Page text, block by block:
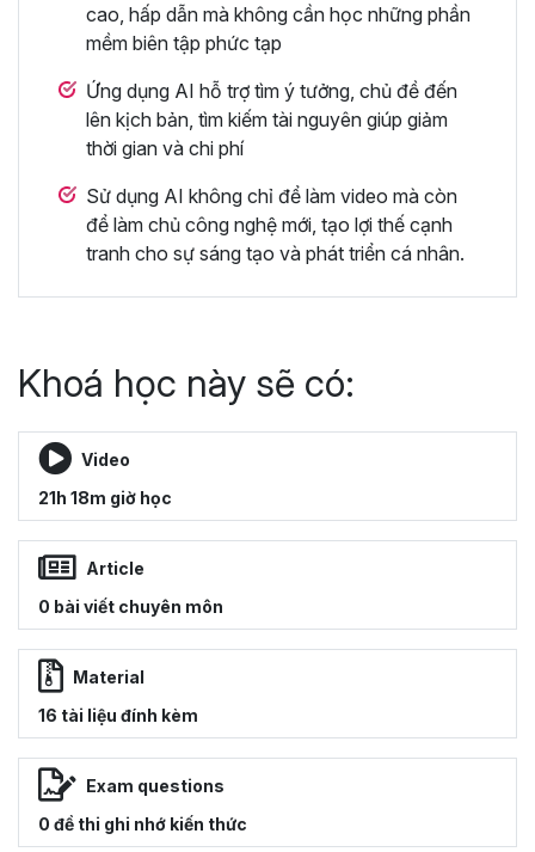
cao, hấp dẫn mà không cần học những phần
mềm biên tập phức tạp
Ứng dụng AI hỗ trợ tìm ý tưởng, chủ đề đến
lên kịch bản, tìm kiếm tài nguyên giúp giảm
thời gian và chi phí
Sử dụng AI không chỉ để làm video mà còn
để làm chủ công nghệ mới, tạo lợi thế cạnh
tranh cho sự sáng tạo và phát triển cá nhân.
Khoá học này sẽ có:
Video
21h 18m giờ học
Article
0 bài viết chuyên môn
Material
16 tài liệu đính kèm
Exam questions
0 đề thi ghi nhớ kiến thức